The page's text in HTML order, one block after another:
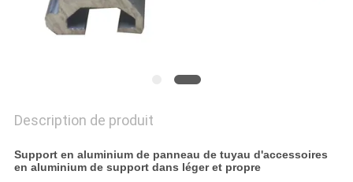
POLITIQUE
CONFIDENTIALITÉ
Description de produit
Support en aluminium de panneau de tuyau d'accessoires
en aluminium de support dans léger et propre